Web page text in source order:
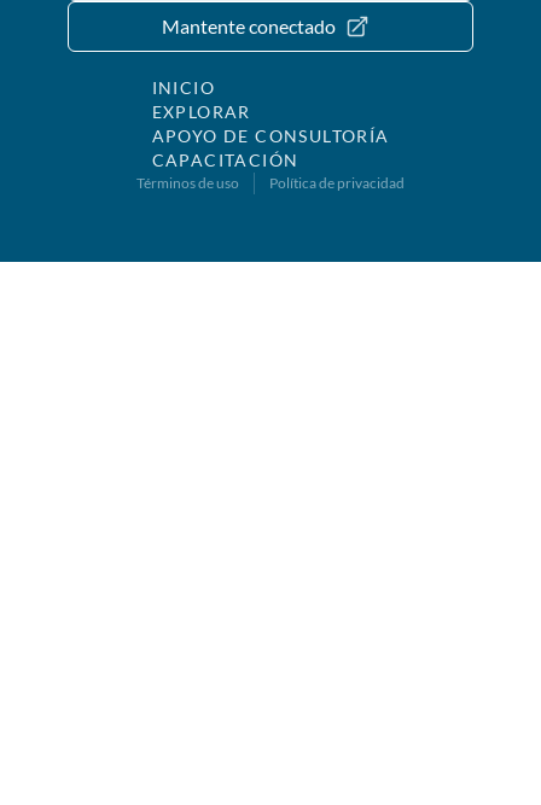
Mantente conectado
INICIO
EXPLORAR
APOYO DE CONSULTORÍA
CAPACITACIÓN
Términos de uso Política de privacidad